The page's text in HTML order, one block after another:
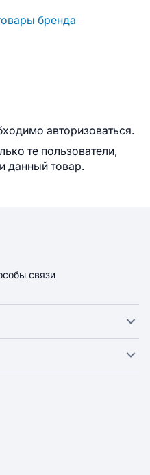
бренда
авторизоваться.
те пользователи,
данный товар.
связи